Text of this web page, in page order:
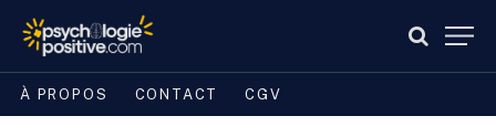
À PROPOS CONTACT CGV